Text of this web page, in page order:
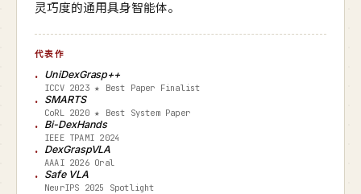
灵巧度的通用具身智能体。
代表作
UniDexGrasp++
ICCV 2023 ★ Best Paper Finalist
SMARTS
CoRL 2020 ★ Best System Paper
Bi-DexHands
IEEE TPAMI 2024
DexGraspVLA
AAAI 2026 Oral
Safe VLA
NeurIPS 2025 Spotlight